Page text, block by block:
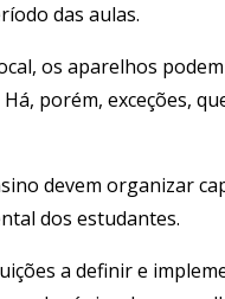
das aulas.
os aparelhos
porém, exceções,
devem organizar
dos estudantes.
a definir e